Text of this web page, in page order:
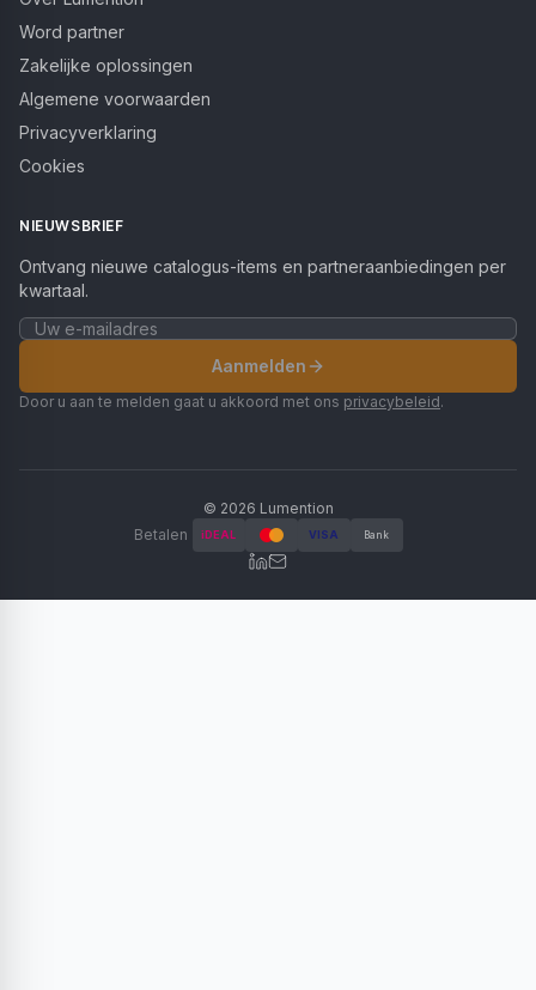
Word partner
Zakelijke oplossingen
Algemene voorwaarden
Privacyverklaring
Cookies
NIEUWSBRIEF
Ontvang nieuwe catalogus-items en partneraanbiedingen per
kwartaal.
Aanmelden
Door u aan te melden gaat u akkoord met ons privacybeleid.
© 2026 Lumention
Betalen
iDEAL VISA Bank